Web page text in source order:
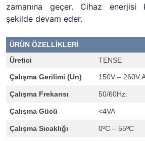
zamanına geçer. Cihaz
şekilde devam eder.
ÜRÜN ÖZELLİKLERİ
Üretici
TENSE
Çalışma Gerilimi (Un) 150V – 260V
Çalışma Frekansı 50/60Hz.
Çalışma Gücü <4VA
Çalışma Sıcaklığı 0ºC – 55ºC